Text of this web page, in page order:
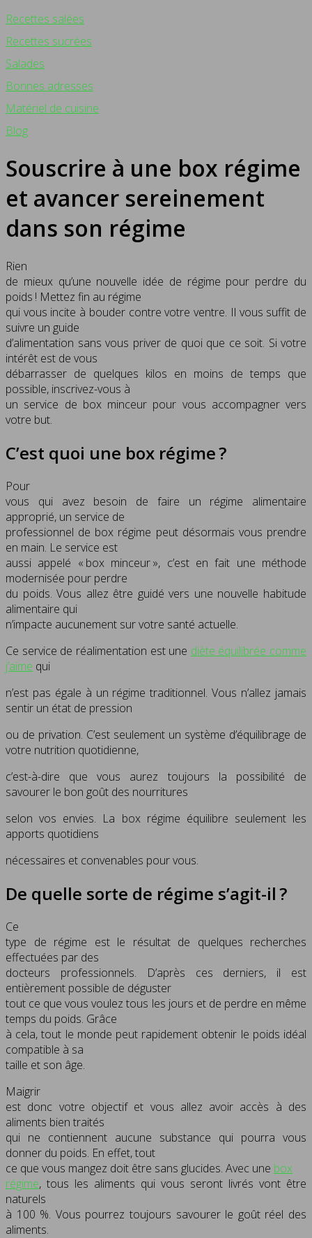
Recettes salées
Recettes sucrées
Salades
Bonnes adresses
Matériel de cuisine
Blog
Souscrire à une box régime
et avancer sereinement
dans son régime
Rien
de mieux qu’une nouvelle idée de régime pour perdre du
poids ! Mettez fin au régime
qui vous incite à bouder contre votre ventre. Il vous suffit de
suivre un guide
d’alimentation sans vous priver de quoi que ce soit. Si votre
intérêt est de vous
débarrasser de quelques kilos en moins de temps que
possible, inscrivez-vous à
un service de box minceur pour vous accompagner vers
votre but.
C’est quoi une box régime ?
Pour
vous qui avez besoin de faire un régime alimentaire
approprié, un service de
professionnel de box régime peut désormais vous prendre
en main. Le service est
aussi appelé « box minceur », c’est en fait une méthode
modernisée pour perdre
du poids. Vous allez être guidé vers une nouvelle habitude
alimentaire qui
n’impacte aucunement sur votre santé actuelle.
Ce service de réalimentation est une diète équilibrée comme
j’aime qui
n’est pas égale à un régime traditionnel. Vous n’allez jamais
sentir un état de pression
ou de privation. C’est seulement un système d’équilibrage de
votre nutrition quotidienne,
c’est-à-dire que vous aurez toujours la possibilité de
savourer le bon goût des nourritures
selon vos envies. La box régime équilibre seulement les
apports quotidiens
nécessaires et convenables pour vous.
De quelle sorte de régime s’agit-il ?
Ce
type de régime est le résultat de quelques recherches
effectuées par des
docteurs professionnels. D’après ces derniers, il est
entièrement possible de déguster
tout ce que vous voulez tous les jours et de perdre en même
temps du poids. Grâce
à cela, tout le monde peut rapidement obtenir le poids idéal
compatible à sa
taille et son âge.
Maigrir
est donc votre objectif et vous allez avoir accès à des
aliments bien traités
qui ne contiennent aucune substance qui pourra vous
donner du poids. En effet, tout
ce que vous mangez doit être sans glucides. Avec une box
régime, tous les aliments qui vous seront livrés vont être
naturels
à 100 %. Vous pourrez toujours savourer le goût réel des
aliments.